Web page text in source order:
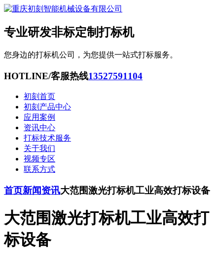
专业研发非标定制打标机
您身边的打标机公司，为您提供一站式打标服务。
HOTLINE/客服热线13527591104
初刻首页
初刻产品中心
应用案例
资讯中心
打标技术服务
关于我们
视频专区
联系方式
首页新闻资讯大范围激光打标机工业高效打标设备
大范围激光打标机工业高效打
标设备